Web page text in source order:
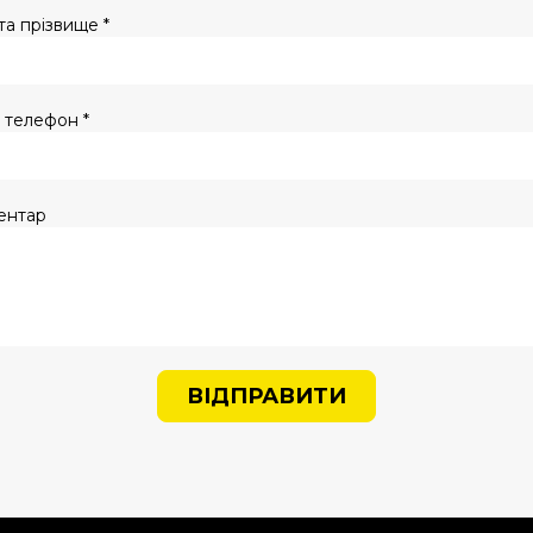
прізвище *
*
ВІДПРАВИТИ